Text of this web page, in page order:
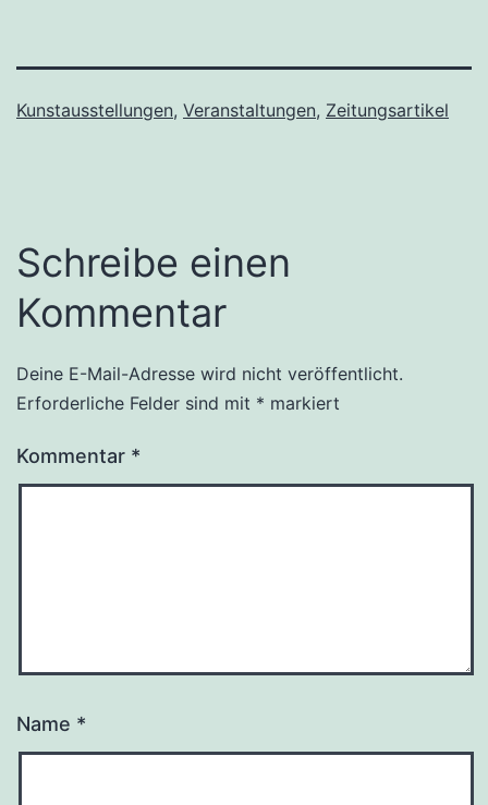
Kunstausstellungen, Veranstaltungen, Zeitungsartikel
Schreibe einen
Kommentar
Deine E-Mail-Adresse wird nicht veröffentlicht.
Erforderliche Felder sind mit * markiert
Kommentar *
Name *